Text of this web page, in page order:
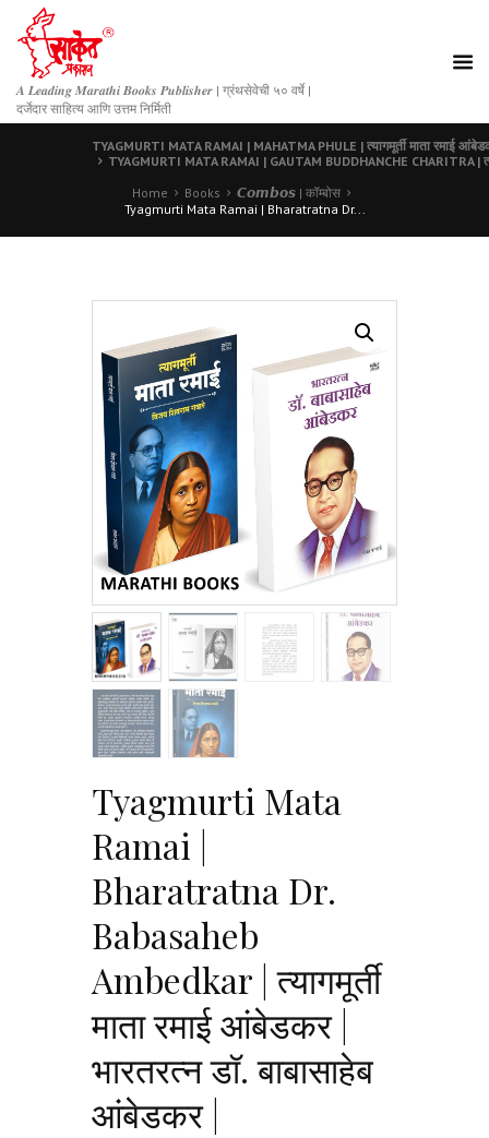
𝑨 𝑳𝒆𝒂𝒅𝒊𝒏𝒈 𝑴𝒂𝒓𝒂𝒕𝒉𝒊 𝑩𝒐𝒐𝒌𝒔 𝑷𝒖𝒃𝒍𝒊𝒔𝒉𝒆𝒓 | ग्रंथसेवेची ५० वर्षे |
दर्जेदार साहित्य आणि उत्तम निर्मिती
TYAGMURTI MATA RAMAI | MAHATMA PHULE | त्यागमूर्ती माता रमाई
TYAGMURTI MATA RAMAI | GAUTAM BUDDHANCHE CHARITRA |
Home
Books
𝘾𝙤𝙢𝙗𝙤𝙨 | कॉम्बोस
Tyagmurti Mata Ramai | Bharatratna Dr...
Tyagmurti Mata
Ramai |
Bharatratna Dr.
Babasaheb
Ambedkar | त्यागमूर्ती
माता रमाई आंबेडकर |
भारतरत्न डॉ. बाबासाहेब
आंबेडकर |